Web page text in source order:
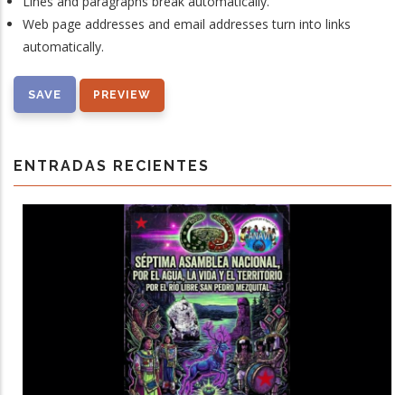
Web page addresses and email addresses turn into links
automatically.
ENTRADAS RECIENTES